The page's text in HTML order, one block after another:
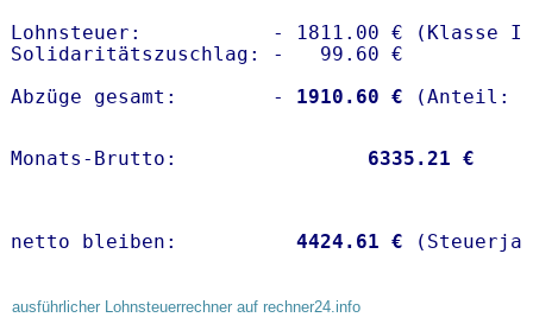
Lohnsteuer:           - 1811.00 € (Klasse I)
Solidaritätszuschlag: -   99.60 €
Abzüge gesamt:        -
1910.60 €
Monats-Brutto: 6335.21 €
netto bleiben: 4424.61 €
ausführlicher Lohnsteuerrechner auf rechner24.info